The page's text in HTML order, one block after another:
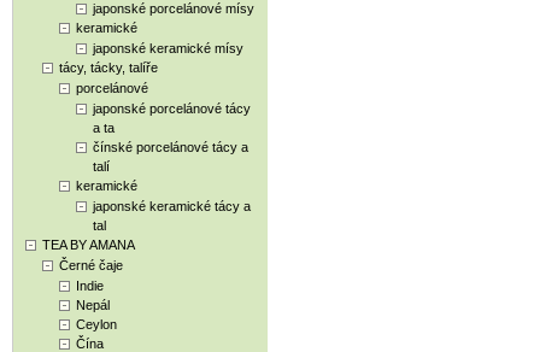
japonské porcelánové mísy
keramické
japonské keramické mísy
tácy, tácky, talíře
porcelánové
japonské porcelánové tácy
a ta
čínské porcelánové tácy a
talí
keramické
japonské keramické tácy a
tal
TEA BY AMANA
Černé čaje
Indie
Nepál
Ceylon
Čína